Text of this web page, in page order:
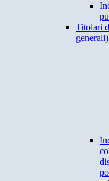
Titolari
generali)